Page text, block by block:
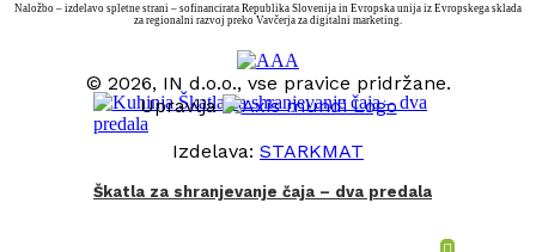
Škatla za shranjevanje čaja – dva predala
Naložbo – izdelavo spletne strani – sofinancirata Republika Slovenija in Evropska unija iz Evropskega sklada
za regionalni razvoj preko Vavčerja za digitalni marketing.
© 2026, IN d.o.o., vse pravice pridržane.
Upravlja
Izdelava: STARKMAT